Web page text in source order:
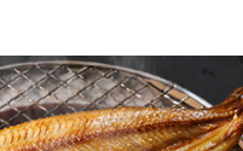
【毎月定期便】北海道産ほ
海道産ほっけ一夜干し 400～